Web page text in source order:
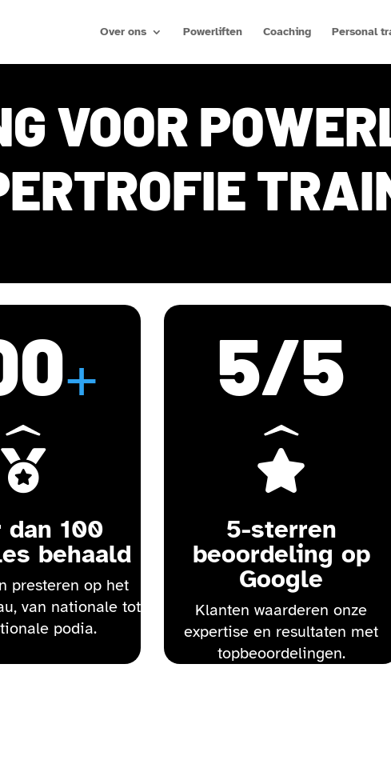
Over ons Powerliften Coaching Personal
VOOR
+

dan 100
behaald
presteren op het
van nationale tot
podia.
5/5

5-sterren
beoordeling op
Google
Klanten waarderen onze
expertise en resultaten met
topbeoordelingen.